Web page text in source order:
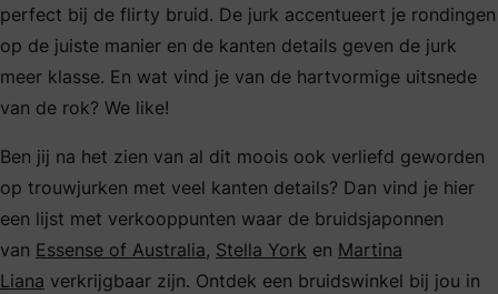
perfect bij de flirty bruid. De jurk accentueert je rondingen
op de juiste manier en de kanten details geven de jurk
meer klasse. En wat vind je van de hartvormige uitsnede
van de rok? We like!
Ben jij na het zien van al dit moois ook verliefd geworden
op trouwjurken met veel kanten details? Dan vind je hier
een lijst met verkooppunten waar de bruidsjaponnen
van Essense of Australia, Stella York en Martina
Liana verkrijgbaar zijn. Ontdek een bruidswinkel bij jou in